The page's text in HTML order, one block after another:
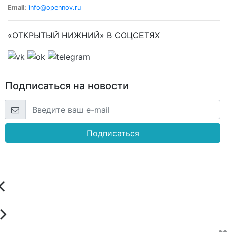
Email: info@opennov.ru
«ОТКРЫТЫЙ НИЖНИЙ» В СОЦСЕТЯХ
Подписаться на новости
Подписаться